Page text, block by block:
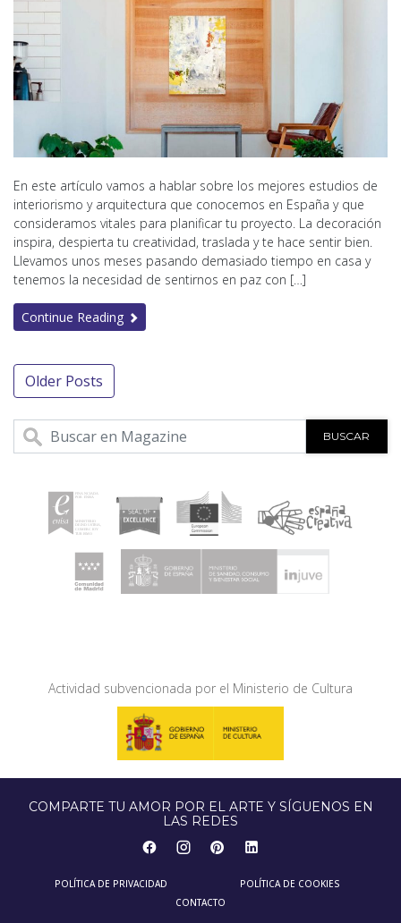
En este artículo vamos a hablar sobre los mejores estudios de
interiorismo y arquitectura que conocemos en España y que
consideramos vitales para planificar tu proyecto. La decoración
inspira, despierta tu creatividad, traslada y te hace sentir bien.
Llevamos unos meses pasando demasiado tiempo en casa y
tenemos la necesidad de sentirnos en paz con […]
Continue Reading
Navegación
de
entradas
Older Posts
BUSCAR
Actividad subvencionada por el Ministerio de Cultura
COMPARTE TU AMOR POR EL ARTE Y SÍGUENOS EN
LAS REDES
POLÍTICA DE PRIVACIDAD
POLÍTICA DE COOKIES
CONTACTO